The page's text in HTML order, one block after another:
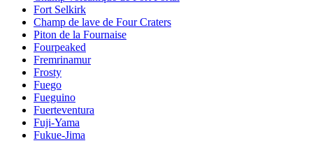
Fort Selkirk
Champ de lave de Four Craters
Piton de la Fournaise
Fourpeaked
Fremrinamur
Frosty
Fuego
Fueguino
Fuerteventura
Fuji-Yama
Fukue-Jima